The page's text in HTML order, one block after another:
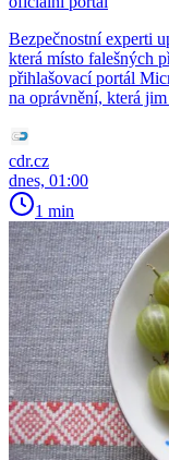
Bezpečnostní experti
která místo falešných
přihlašovací portál
na oprávnění, která
cdr.cz
dnes, 01:00
1 min